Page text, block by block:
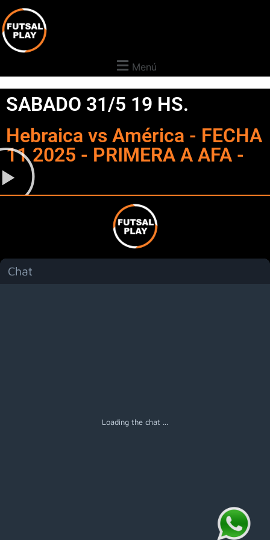
Menú
SABADO 31/5 19 HS.
Hebraica vs América - FECHA
11 2025 - PRIMERA A AFA -
Chat
Loading the chat ...